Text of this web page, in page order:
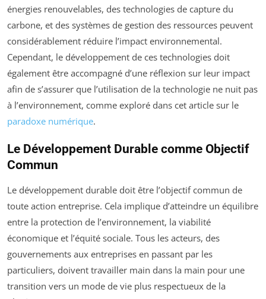
énergies renouvelables, des technologies de capture du
carbone, et des systèmes de gestion des ressources peuvent
considérablement réduire l’impact environnemental.
Cependant, le développement de ces technologies doit
également être accompagné d’une réflexion sur leur impact
afin de s’assurer que l’utilisation de la technologie ne nuit pas
à l’environnement, comme exploré dans cet article sur le
paradoxe numérique.
Le Développement Durable comme Objectif
Commun
Le développement durable doit être l’objectif commun de
toute action entreprise. Cela implique d’atteindre un équilibre
entre la protection de l’environnement, la viabilité
économique et l’équité sociale. Tous les acteurs, des
gouvernements aux entreprises en passant par les
particuliers, doivent travailler main dans la main pour une
transition vers un mode de vie plus respectueux de la